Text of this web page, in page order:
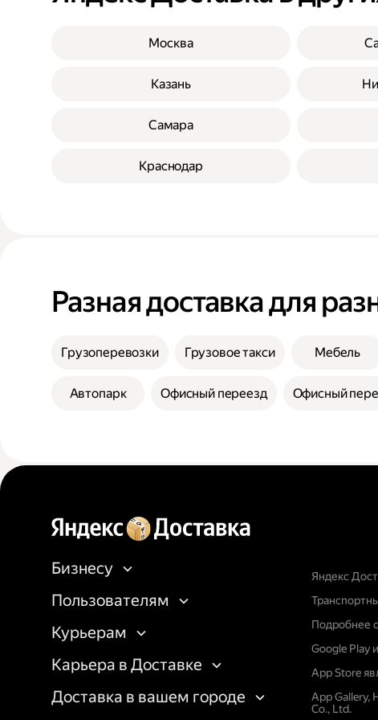
Москва
Казань
Самара
Краснодар
Разная доставка для
Грузоперевозки Грузовое такси Мебель
Автопарк Офисный переезд Офисный
Бизнесу
Пользователям
Курьерам
Карьера в Доставке
Доставка в вашем городе
Яндекс
Подробнее
Google Play
App Store
App Gallery,
Co., Ltd.